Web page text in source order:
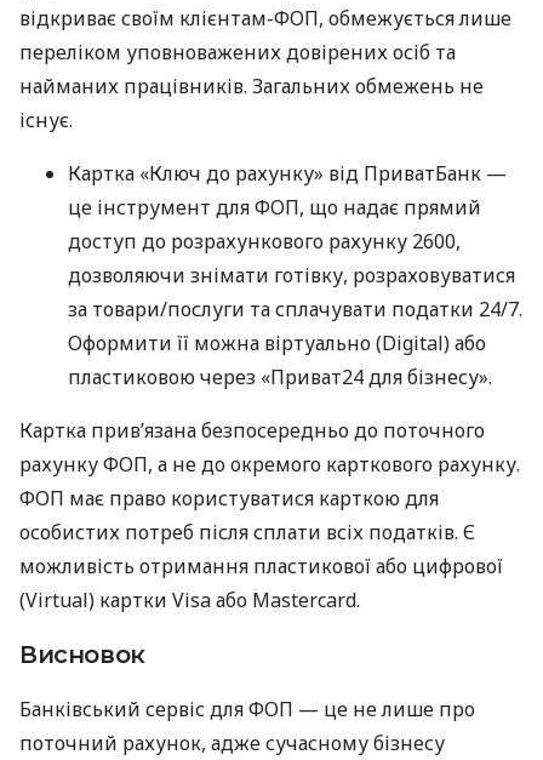
відкриває своїм клієнтам-ФОП, обмежується лише
переліком уповноважених довірених осіб та
найманих працівників. Загальних обмежень не
існує.
Картка «Ключ до рахунку» від ПриватБанк —
це інструмент для ФОП, що надає прямий
доступ до розрахункового рахунку 2600,
дозволяючи знімати готівку, розраховуватися
за товари/послуги та сплачувати податки 24/7.
Оформити її можна віртуально (Digital) або
пластиковою через «Приват24 для бізнесу».
Картка прив’язана безпосередньо до поточного
рахунку ФОП, а не до окремого карткового рахунку.
ФОП має право користуватися карткою для
особистих потреб після сплати всіх податків. Є
можливість отримання пластикової або цифрової
(Virtual) картки Visa або Mastercard.
Висновок
Банківський сервіс для ФОП — це не лише про
поточний рахунок, адже сучасному бізнесу